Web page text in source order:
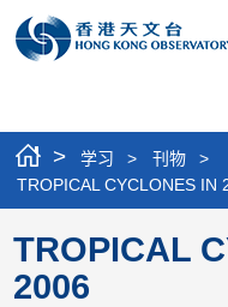
> 学习 > 刊物
>
TROPICAL CYCLONES IN
TROPICAL
2006